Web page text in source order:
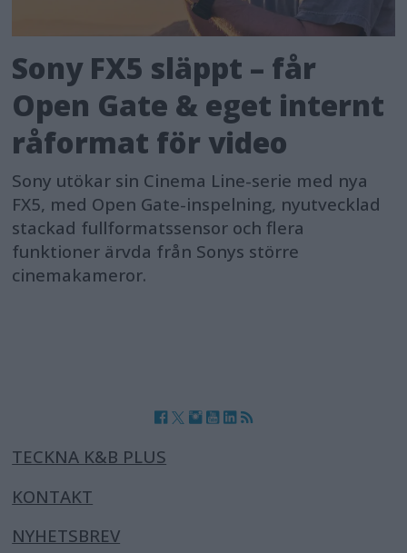
Sony FX5 släppt – får
Open Gate & eget internt
råformat för video
Sony utökar sin Cinema Line-serie med nya
FX5, med Open Gate-inspelning, nyutvecklad
stackad fullformatssensor och flera
funktioner ärvda från Sonys större
cinemakameror.
TECKNA K&B PLUS
KONTAKT
NYHETSBREV